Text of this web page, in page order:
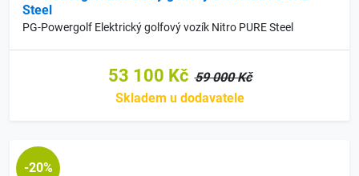
Steel
PG-Powergolf Elektrický golfový vozík Nitro PURE Steel
53 100 Kč 59 000 Kč
Skladem u dodavatele
-20%